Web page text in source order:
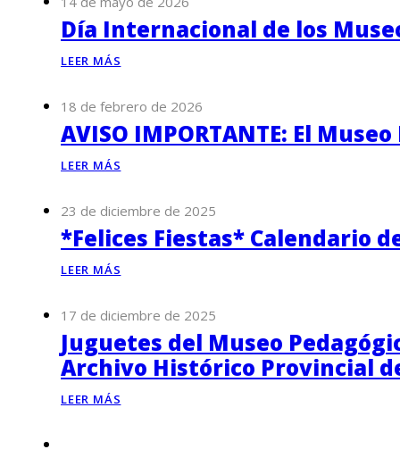
Día Internacional de los
LEER MÁS
18 de febrero de 2026
AVISO IMPORTANTE: El
LEER MÁS
23 de diciembre de 2025
*Felices Fiestas* Calendario
LEER MÁS
17 de diciembre de 2025
Juguetes del Museo
Archivo Histórico Provincial
LEER MÁS